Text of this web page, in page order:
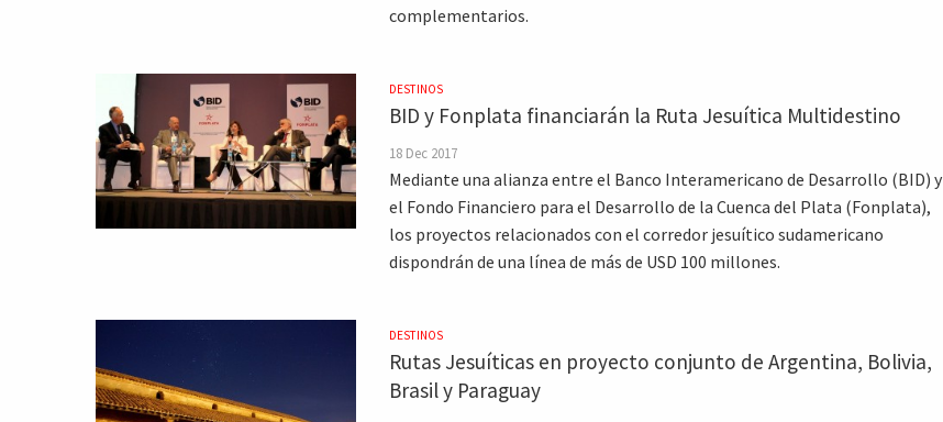
complementarios.
DESTINOS
BID y Fonplata financiarán la Ruta Jesuítica Multidestino
18 Dec 2017
Mediante una alianza entre el Banco Interamericano de Desarrollo (BID) y
el Fondo Financiero para el Desarrollo de la Cuenca del Plata (Fonplata),
los proyectos relacionados con el corredor jesuítico sudamericano
dispondrán de una línea de más de USD 100 millones.
DESTINOS
Rutas Jesuíticas en proyecto conjunto de Argentina, Bolivia,
Brasil y Paraguay